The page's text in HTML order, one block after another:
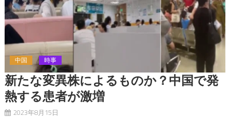
中国 時事
新たな変異株によるものか？中国で発
熱する患者が激増
2023年8月15日